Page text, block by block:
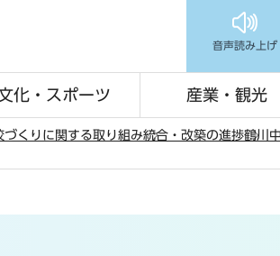
音声読み上げ
化・スポーツ 産業・観光
づくりに関する取り組み統合・改築の進捗鶴川